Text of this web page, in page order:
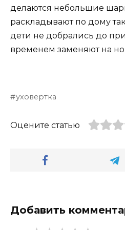
делаются небольшие
раскладывают по дому
дети не добрались до
временем заменяют на
уховертка
Оцените статью
Добавить